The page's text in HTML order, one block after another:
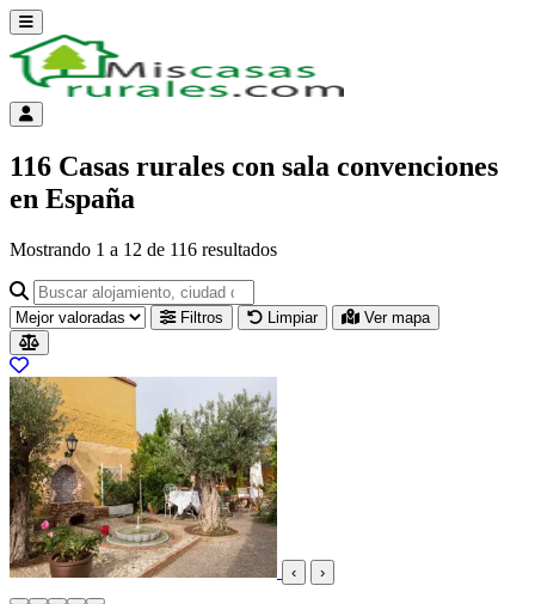
Abrir menú
Menú de cuenta
116 Casas rurales con sala convenciones
en España
Mostrando 1 a 12 de 116 resultados
Buscar alojamiento, ciudad o provincia para ir a su página
Filtros Limpiar Ver mapa
Resultados del listado
‹ ›